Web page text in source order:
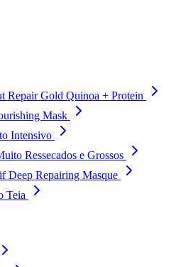
Repair Gold Quinoa + Protein
Mask
Intensivo
Ressecados e Grossos
Deep Repairing Masque
Teia